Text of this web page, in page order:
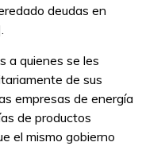
deudas en
a quienes se les
de sus
empresas de energía
de productos
el mismo gobierno